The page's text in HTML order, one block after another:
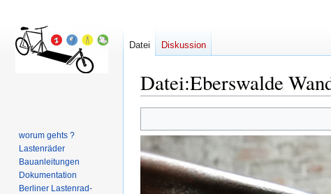
Datei:Eberswalde
Navigation
springen
Suche
springen
Datei Diskussion
worum gehts ?
Lastenräder
Bauanleitungen
Dokumentation
Berliner Lastenrad-